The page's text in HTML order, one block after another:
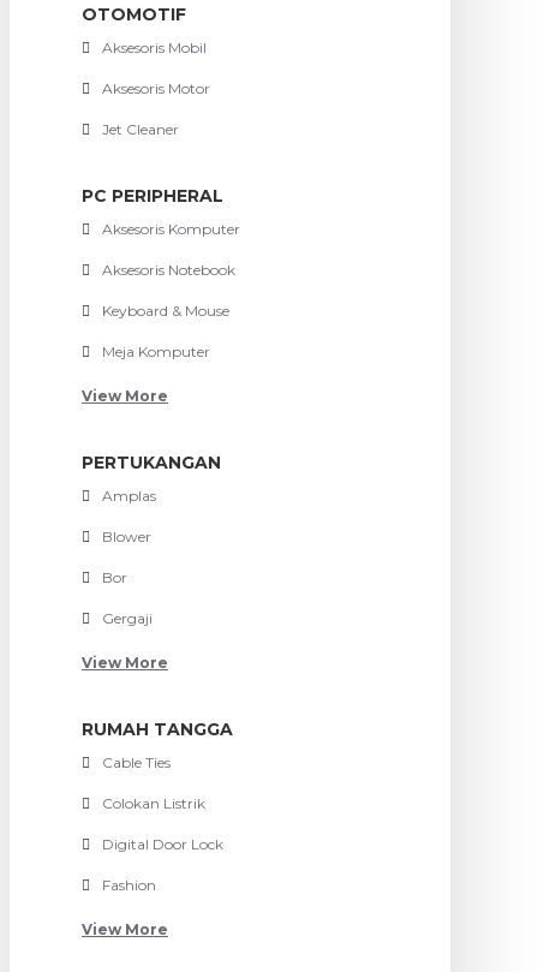
OTOMOTIF
Aksesoris Mobil
Aksesoris Motor
Jet Cleaner
PC PERIPHERAL
Aksesoris Komputer
Aksesoris Notebook
Keyboard & Mouse
Meja Komputer
View More
PERTUKANGAN
Amplas
Blower
Bor
Gergaji
View More
RUMAH TANGGA
Cable Ties
Colokan Listrik
Digital Door Lock
Fashion
View More